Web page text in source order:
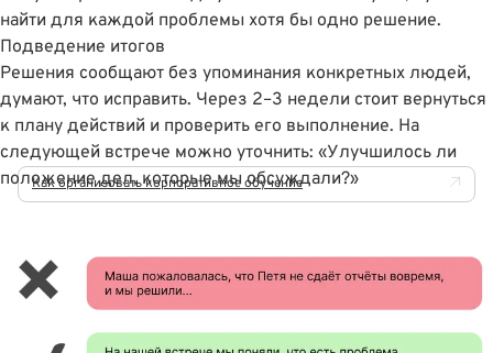
найти для каждой проблемы хотя бы одно решение.
Подведение итогов
Решения сообщают без упоминания конкретных людей,
думают, что исправить. Через 2–3 недели стоит вернуться
к плану действий и проверить его выполнение. На
следующей встрече можно уточнить: «Улучшилось ли
положение дел, которые мы обсуждали?»
Как организовать корпоративное обучение